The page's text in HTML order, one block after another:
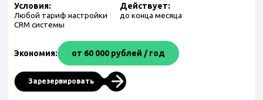
Условия:
Любой тариф настройки
CRM системы
Действует:
до конца месяца
Экономия: от 60 000 рублей / год
Зарезервировать